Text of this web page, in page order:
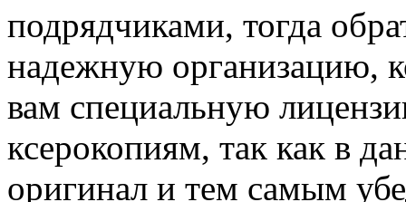
подрядчиками, тогда
надежную организацию,
вам специальную
ксерокопиям, так как в
оригинал и тем самым